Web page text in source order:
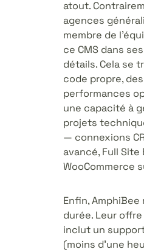
atout.
agences
membre de
ce CMS dans
détails. Cela se
code propre, des
performances
une capacité à
projets
— connexions
avancé, Full Site
WooCommerce
Enfin, AmphiBee
durée. Leur
inclut un
(moins d’une